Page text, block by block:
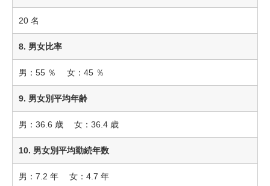
20 名
8. 男女比率
男：55 ％ 女：45 ％
9. 男女別平均年齢
男：36.6 歳 女：36.4 歳
10. 男女別平均勤続年数
男：7.2 年 女：4.7 年